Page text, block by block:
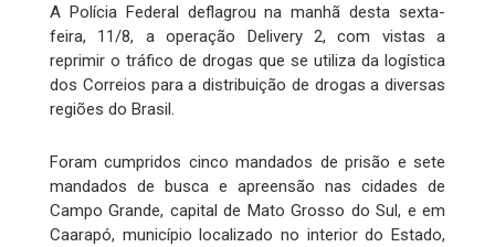
A Polícia Federal deflagrou na manhã desta sexta-
feira, 11/8, a operação Delivery 2, com vistas a
reprimir o tráfico de drogas que se utiliza da logística
dos Correios para a distribuição de drogas a diversas
regiões do Brasil.
Foram cumpridos cinco mandados de prisão e sete
mandados de busca e apreensão nas cidades de
Campo Grande, capital de Mato Grosso do Sul, e em
Caarapó, município localizado no interior do Estado,